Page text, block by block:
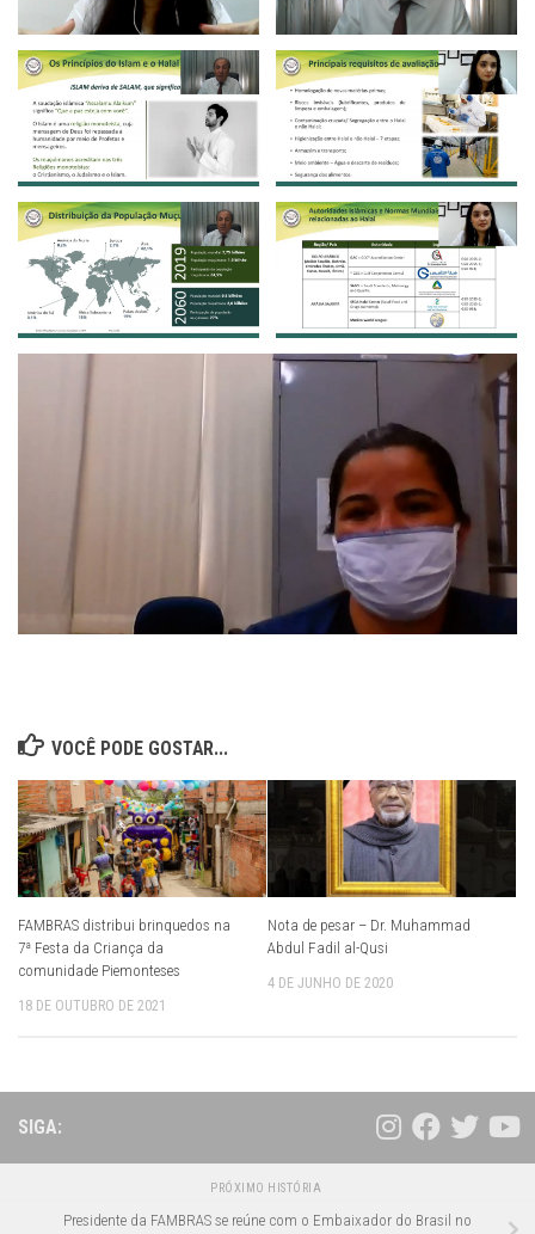
VOCÊ PODE GOSTAR...
FAMBRAS distribui brinquedos na
7ª Festa da Criança da
comunidade Piemonteses
18 DE OUTUBRO DE 2021
Nota de pesar – Dr. Muhammad
Abdul Fadil al-Qusi
4 DE JUNHO DE 2020
SIGA:
PRÓXIMO HISTÓRIA
Presidente da FAMBRAS se reúne com o Embaixador do Brasil no